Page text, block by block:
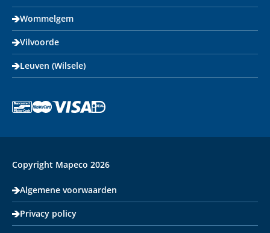
Wommelgem
Vilvoorde
Leuven (Wilsele)
Copyright Mapeco 2026
Algemene voorwaarden
Privacy policy